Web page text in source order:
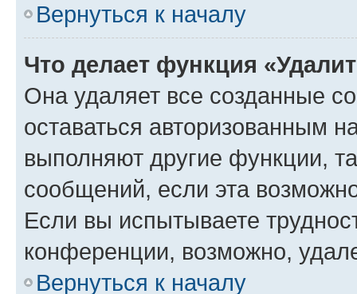
Вернуться к началу
Что делает функция
Она удаляет все созданные
оставаться авторизованным
выполняют другие функции,
сообщений, если эта
Если вы испытываете
конференции, возможно,
Вернуться к началу